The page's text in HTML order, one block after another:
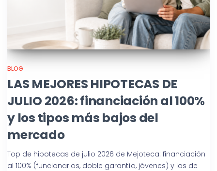
BLOG
LAS MEJORES HIPOTECAS DE
JULIO 2026: financiación al 100%
y los tipos más bajos del
mercado
Top de hipotecas de julio 2026 de Mejoteca: financiación
al 100% (funcionarios, doble garantía, jóvenes) y las de